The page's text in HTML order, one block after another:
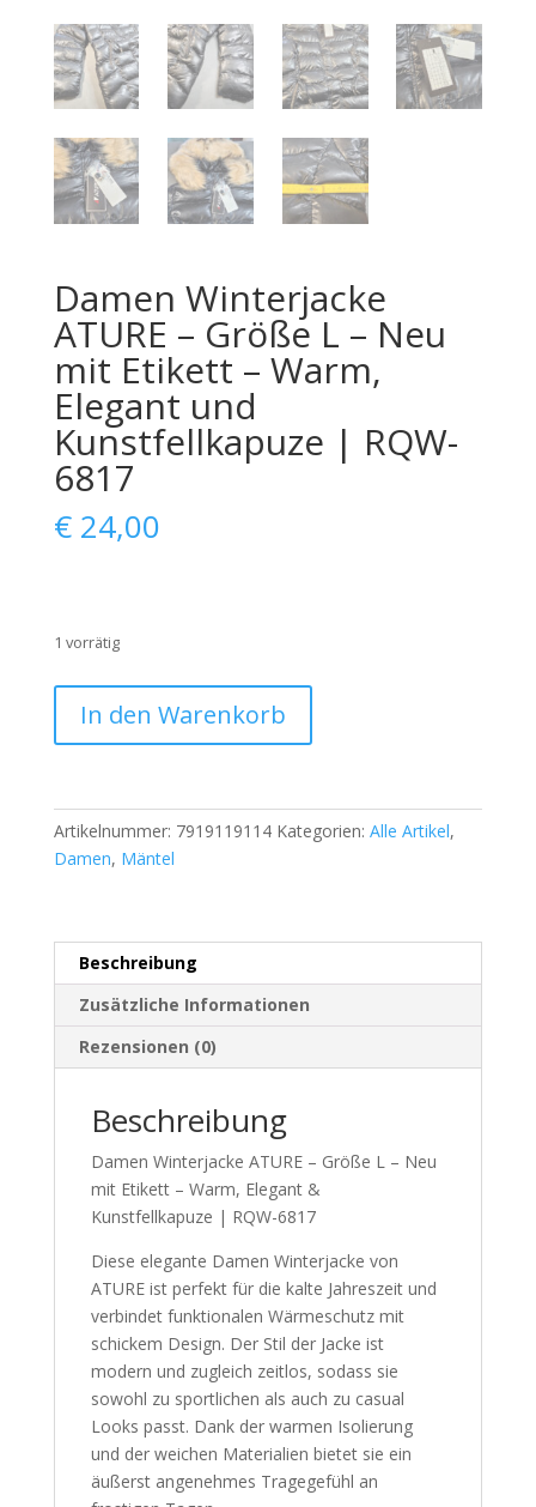
Damen Winterjacke
ATURE – Größe L – Neu
mit Etikett – Warm,
Elegant und
Kunstfellkapuze | RQW-
6817
€24,00
1 vorrätig
Winterjacke
ATURE
Größe
L
–
Etikett
Warm,
Elegant
und
RQW-
Menge
In den Warenkorb
Artikelnummer: 7919119114 Kategorien: Alle Artikel,
Damen, Mäntel
Beschreibung
Zusätzliche Informationen
Rezensionen (0)
Beschreibung
Damen Winterjacke ATURE – Größe L – Neu
mit Etikett – Warm, Elegant &
Kunstfellkapuze | RQW-6817
Diese elegante Damen Winterjacke von
ATURE ist perfekt für die kalte Jahreszeit und
verbindet funktionalen Wärmeschutz mit
schickem Design. Der Stil der Jacke ist
modern und zugleich zeitlos, sodass sie
sowohl zu sportlichen als auch zu casual
Looks passt. Dank der warmen Isolierung
und der weichen Materialien bietet sie ein
äußerst angenehmes Tragegefühl an